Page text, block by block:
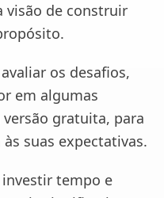
visão de construir
os desafios,
em algumas
gratuita, para
suas expectativas.
investir tempo e